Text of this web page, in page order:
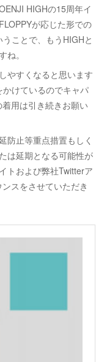
HIGHの15周年イ
が応じた形での
ことで、もうHIGHと
ね。
やすくなると思います
けているのでキャパ
用は引き続きお願い
防止等重点措置もしく
は延期となる可能性が
トおよび弊社Twitterア
スをさせていただき